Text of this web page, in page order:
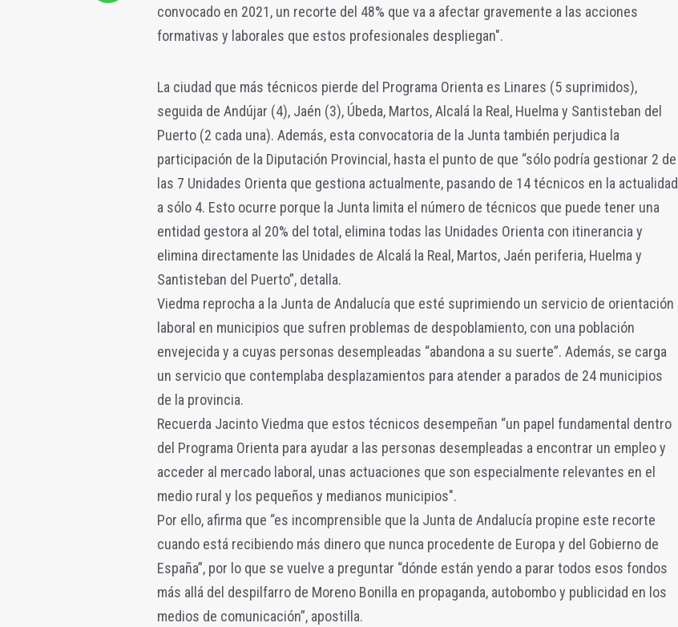
convocado en 2021, un recorte del 48% que va a afectar gravemente a las acciones
formativas y laborales que estos profesionales despliegan".
La ciudad que más técnicos pierde del Programa Orienta es Linares (5 suprimidos),
seguida de Andújar (4), Jaén (3), Úbeda, Martos, Alcalá la Real, Huelma y Santisteban del
Puerto (2 cada una). Además, esta convocatoria de la Junta también perjudica la
participación de la Diputación Provincial, hasta el punto de que “sólo podría gestionar 2 de
las 7 Unidades Orienta que gestiona actualmente, pasando de 14 técnicos en la actualidad
a sólo 4. Esto ocurre porque la Junta limita el número de técnicos que puede tener una
entidad gestora al 20% del total, elimina todas las Unidades Orienta con itinerancia y
elimina directamente las Unidades de Alcalá la Real, Martos, Jaén periferia, Huelma y
Santisteban del Puerto”, detalla.
Viedma reprocha a la Junta de Andalucía que esté suprimiendo un servicio de orientación
laboral en municipios que sufren problemas de despoblamiento, con una población
envejecida y a cuyas personas desempleadas “abandona a su suerte”. Además, se carga
un servicio que contemplaba desplazamientos para atender a parados de 24 municipios
de la provincia.
Recuerda Jacinto Viedma que estos técnicos desempeñan “un papel fundamental dentro
del Programa Orienta para ayudar a las personas desempleadas a encontrar un empleo y
acceder al mercado laboral, unas actuaciones que son especialmente relevantes en el
medio rural y los pequeños y medianos municipios".
Por ello, afirma que “es incomprensible que la Junta de Andalucía propine este recorte
cuando está recibiendo más dinero que nunca procedente de Europa y del Gobierno de
España”, por lo que se vuelve a preguntar “dónde están yendo a parar todos esos fondos
más allá del despilfarro de Moreno Bonilla en propaganda, autobombo y publicidad en los
medios de comunicación”, apostilla.